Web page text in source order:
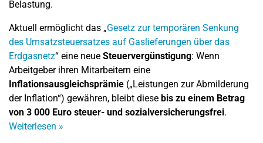
Belastung.
Aktuell ermöglicht das „Gesetz zur temporären Senkung
des Umsatzsteuersatzes auf Gaslieferungen über das
Erdgasnetz“ eine neue Steuervergünstigung: Wenn
Arbeitgeber ihren Mitarbeitern eine
Inflationsausgleichsprämie („Leistungen zur Abmilderung
der Inflation“) gewähren, bleibt diese bis zu einem Betrag
von 3 000 Euro steuer- und sozialversicherungsfrei.
Weiterlesen »